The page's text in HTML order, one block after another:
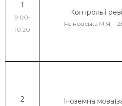
1
9:00-
10:20
Контроль і
Ясіновська М.Я. -
2 Іноземна